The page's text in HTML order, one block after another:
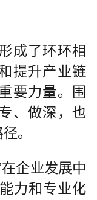
了环环相
提升产业链
要力量。围
、做深，也
。
企业发展中
力和专业化